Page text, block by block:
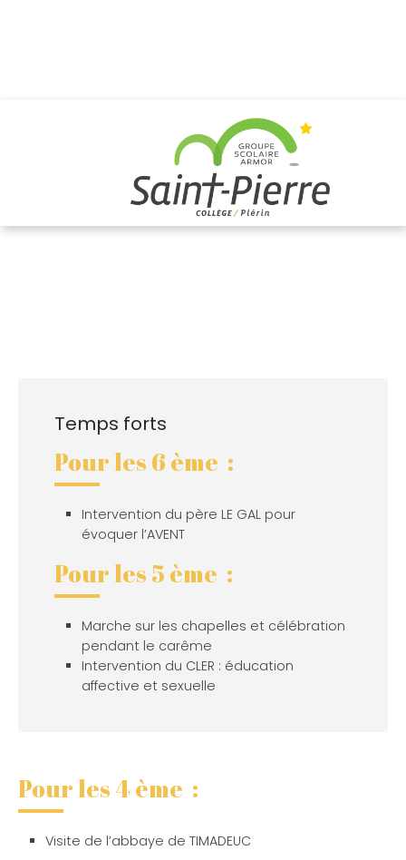
PASTORALE
Temps forts
Pour les 6 ème :
Intervention du père LE GAL pour
évoquer l’AVENT
Pour les 5 ème :
Marche sur les chapelles et célébration
pendant le carême
Intervention du CLER : éducation
affective et sexuelle
Pour les 4 ème :
Visite de l’abbaye de TIMADEUC